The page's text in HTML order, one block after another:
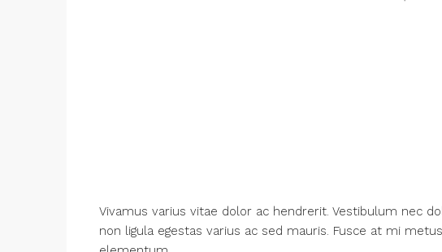
Vivamus varius vitae dolor ac hendrerit. Vestibulum nec
non ligula egestas varius ac sed mauris. Fusce at mi